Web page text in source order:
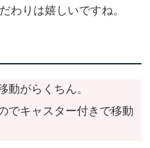
わりは嬉しいですね。
動がらくちん。
でキャスター付きで移動